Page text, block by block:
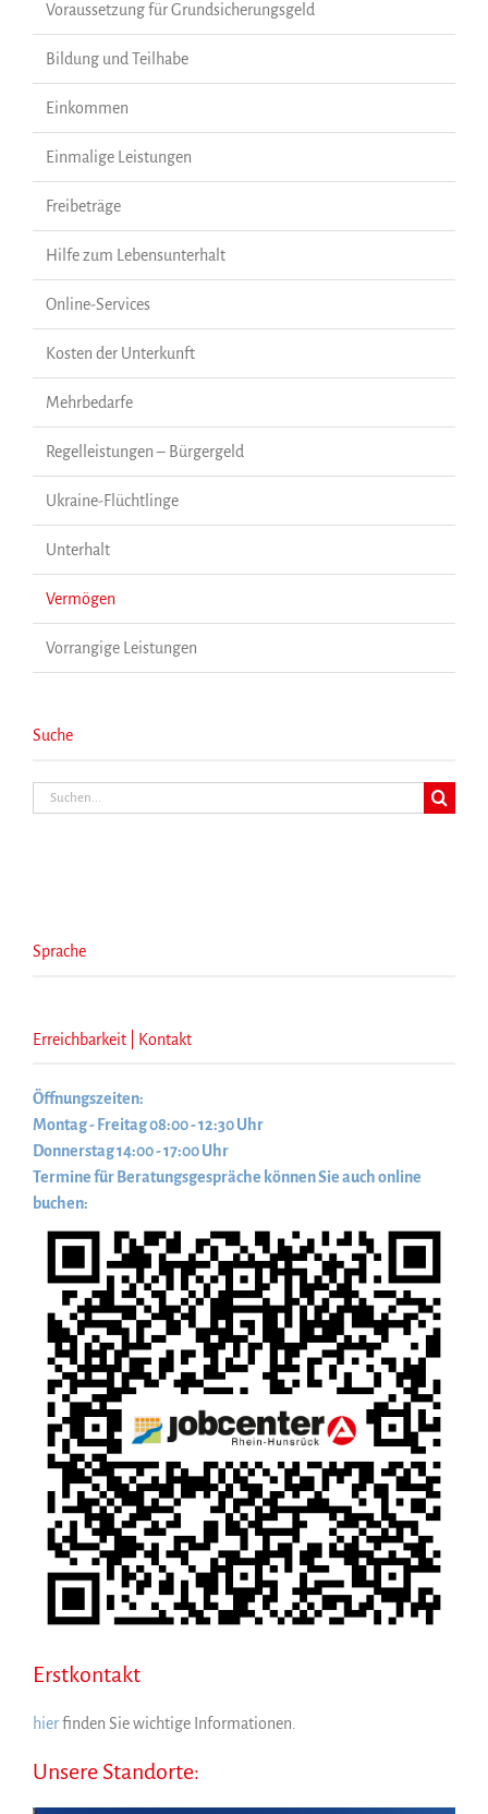
Voraussetzung für Grundsicherungsgeld
Bildung und Teilhabe
Einkommen
Einmalige Leistungen
Freibeträge
Hilfe zum Lebensunterhalt
Online-Services
Kosten der Unterkunft
Mehrbedarfe
Regelleistungen – Bürgergeld
Ukraine-Flüchtlinge
Unterhalt
Vermögen
Vorrangige Leistungen
Suche
Suche
Sprache
Erreichbarkeit | Kontakt
Öffnungszeiten:
Montag - Freitag 08:00 - 12:30 Uhr
Donnerstag 14:00 - 17:00 Uhr
Termine für Beratungsgespräche können Sie auch online
buchen:
Erstkontakt
hierfinden Sie wichtige Informationen.
Unsere Standorte: